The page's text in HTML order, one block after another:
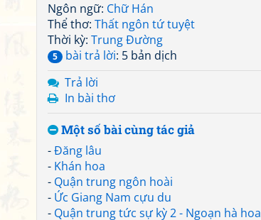
Ngôn ngữ: Chữ Hán
Thể thơ: Thất ngôn tứ tuyệt
Thời kỳ: Trung Đường
5 bài trả lời: 5 bản dịch
Trả lời
In bài thơ
Một số bài cùng tác giả
-Đăng lâu
- Khán hoa
- Quận trung ngôn hoài
- Ức Giang Nam cựu du
- Quận trung tức sự kỳ 2 - Ngoạn hà hoa